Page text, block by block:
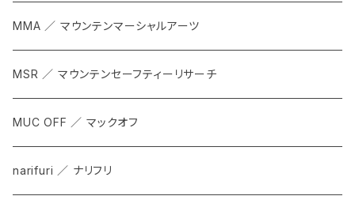
MMA ／ マウンテンマーシャルアーツ
MSR ／ マウンテンセーフティーリサーチ
MUC OFF ／ マックオフ
narifuri ／ ナリフリ